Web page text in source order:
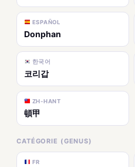
ESPAÑOL
Donphan
한국어
코리갑
ZH-HANT
頓甲
CATÉGORIE (GENUS)
FR